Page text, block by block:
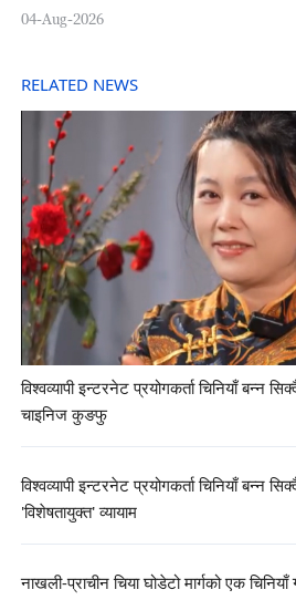
04-Aug-2026
RELATED NEWS
विश्वव्यापी इन्टरनेट प्रयोगकर्ता चिनियाँ बन्न
चाइनिज कुङफु
विश्वव्यापी इन्टरनेट प्रयोगकर्ता चिनियाँ बन्न
'विशेषतायुक्त' व्यायाम
नाखली-प्राचीन चिया घोडेटो मार्गको एक चिनियाँ